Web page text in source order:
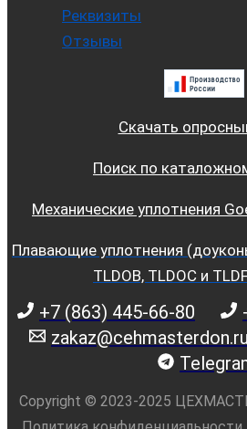
Реквизиты
Отзывы
Скачать
Поиск по
Механические уплотнения
Плавающие уплотнения
TLDOB, TLDOC и
+7 (863) 445-66-80
zakaz@cehmasterdon.ru
Copyright © 2023-2025